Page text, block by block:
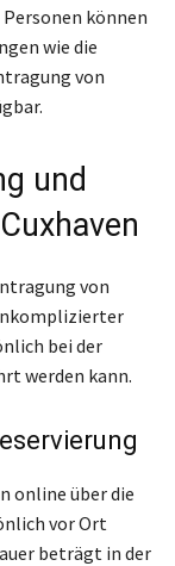
können
wie die
von
und
von
bei der
werden kann.
online über die
vor Ort
beträgt in der